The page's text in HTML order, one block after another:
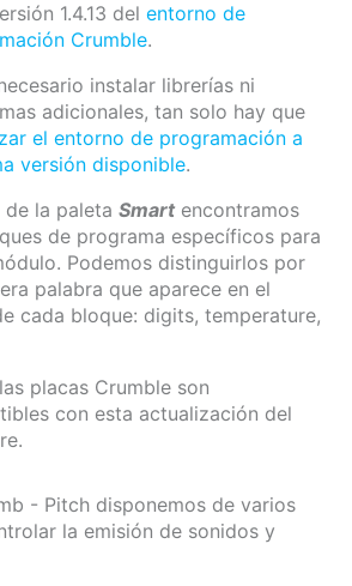
1.4.13 del entorno de
Crumble.
instalar librerías ni
adicionales, tan solo hay que
el entorno de programación a
versión disponible.
de la paleta Smartencontramos
de programa específicos para
Podemos distinguirlos por
palabra que aparece en el
cada bloque: digits, temperature,
placas Crumble son
con esta actualización del
- Pitch disponemos de varios
la emisión de sonidos y